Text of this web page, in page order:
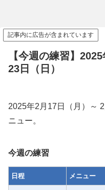
記事内に広告が含まれています
【今週の練習】
23日（日）
2025年2月17日（月）～
ニュー。
今週の練習
日程 メニュー